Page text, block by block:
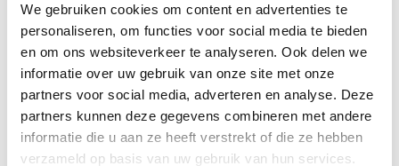
We gebruiken cookies om content en advertenties te
personaliseren, om functies voor social media te bieden
en om ons websiteverkeer te analyseren. Ook delen we
informatie over uw gebruik van onze site met onze
partners voor social media, adverteren en analyse. Deze
partners kunnen deze gegevens combineren met andere
informatie die u aan ze heeft verstrekt of die ze hebben
verzameld op basis van uw gebruik van hun services.
Need help?We're glad to help
Live chat
About this product
Shipment and returns